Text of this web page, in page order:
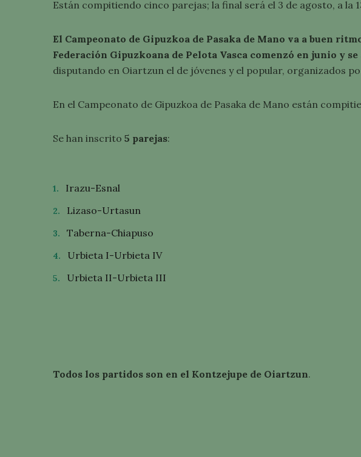
Están compitiendo cinco parejas; la final será el 3 de agosto, a la
El Campeonato de Gipuzkoa de Pasaka de Mano va a buen
Federación Gipuzkoana de Pelota Vasca comenzó en junio y
disputando en Oiartzun el de jóvenes y el popular, organizados
En el Campeonato de Gipuzkoa de Pasaka de Mano están
Se han inscrito 5 parejas:
Irazu-Esnal
Lizaso-Urtasun
Taberna-Chiapuso
Urbieta I-Urbieta IV
Urbieta II-Urbieta III
Todos los partidos son en el Kontzejupe de Oiartzun.